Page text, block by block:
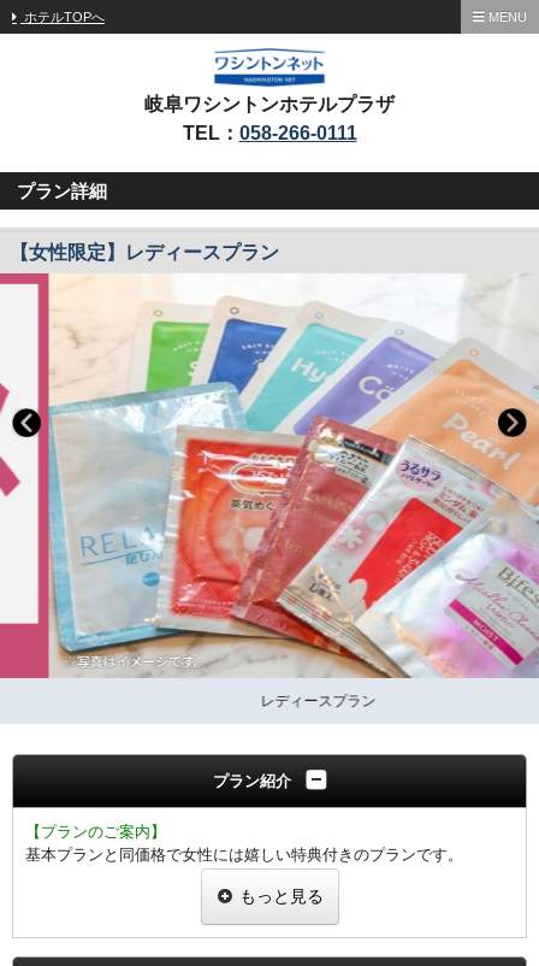
ホテルTOPへ MENU
岐阜ワシントンホテルプラザ
TEL： 058-266-0111
プラン詳細
【女性限定】レディースプラン
レディースプラン
プラン紹介
【プランのご案内】
基本プランと同価格で女性には嬉しい特典付きのプランです。
ヒーリング・コスメ系グッズの中から2点お選びいただけます。
※グッズ内容は予告なく変更する場合がございますのでご了承くださ
もっと見る